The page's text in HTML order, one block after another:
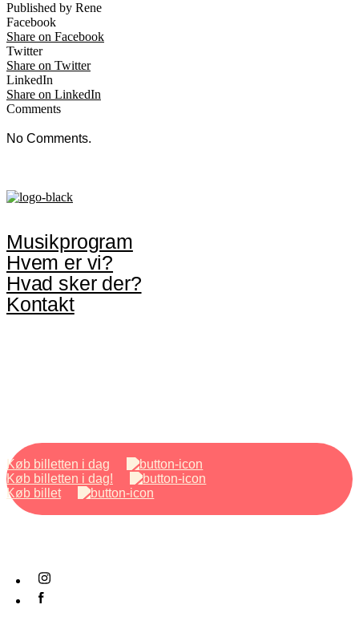
Published by Rene
Facebook
Share on Facebook
Twitter
Share on Twitter
LinkedIn
Share on LinkedIn
Comments
No Comments.
Musikprogram
Hvem er vi?
Hvad sker der?
Kontakt
Køb billetten i dag
Køb billetten i dag!
Køb billet